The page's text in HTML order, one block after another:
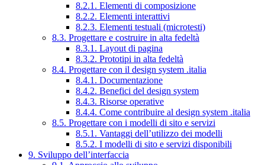
8.2.1. Elementi di composizione
8.2.2. Elementi interattivi
8.2.3. Elementi testuali (microtesti)
8.3. Progettare e costruire in alta fedeltà
8.3.1. Layout di pagina
8.3.2. Prototipi in alta fedeltà
8.4. Progettare con il design system .italia
8.4.1. Documentazione
8.4.2. Benefici del design system
8.4.3. Risorse operative
8.4.4. Come contribuire al design system .italia
8.5. Progettare con i modelli di sito e servizi
8.5.1. Vantaggi dell’utilizzo dei modelli
8.5.2. I modelli di sito e servizi disponibili
9. Sviluppo dell’interfaccia